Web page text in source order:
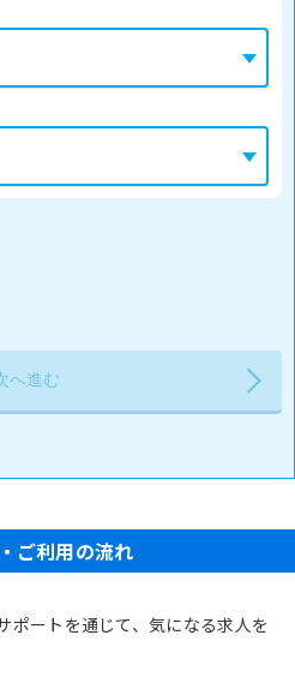
ご利用の流れ
ポートを通じて、気になる求人を